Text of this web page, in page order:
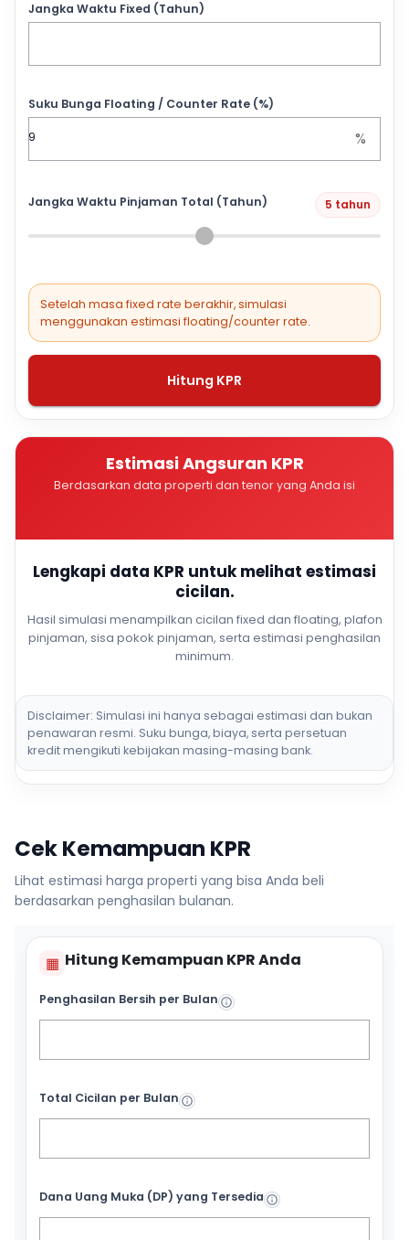
Jangka Waktu Fixed (Tahun)
Suku Bunga Floating / Counter Rate (%)
%
Jangka Waktu Pinjaman Total (Tahun) 5 tahun
Setelah masa fixed rate berakhir, simulasi
menggunakan estimasi floating/counter rate.
Hitung KPR
Estimasi Angsuran KPR
Berdasarkan data properti dan tenor yang Anda isi
Lengkapi data KPR untuk melihat estimasi
cicilan.
Hasil simulasi menampilkan cicilan fixed dan floating, plafon
pinjaman, sisa pokok pinjaman, serta estimasi penghasilan
minimum.
Disclaimer: Simulasi ini hanya sebagai estimasi dan bukan
penawaran resmi. Suku bunga, biaya, serta persetuan
kredit mengikuti kebijakan masing-masing bank.
Cek Kemampuan KPR
Lihat estimasi harga properti yang bisa Anda beli
berdasarkan penghasilan bulanan.
▦ Hitung Kemampuan KPR Anda
Penghasilan Bersih per Bulan
Total Cicilan per Bulan
Dana Uang Muka (DP) yang Tersedia